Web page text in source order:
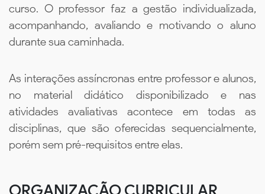
curso. O professor faz a gestão individualizada,
acompanhando, avaliando e motivando o aluno
durante sua caminhada.
As interações assíncronas entre professor e alunos,
no material didático disponibilizado e nas
atividades avaliativas acontece em todas as
disciplinas, que são oferecidas sequencialmente,
porém sem pré-requisitos entre elas.